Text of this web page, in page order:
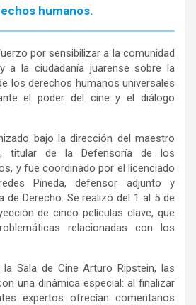
humanos.
por sensibilizar a la comunidad
a la ciudadanía juarense sobre la
los derechos humanos universales
el poder del cine y el diálogo
bajo la dirección del maestro
titular de la Defensoría de los
y fue coordinado por el licenciado
Pineda, defensor adjunto y
de Derecho. Se realizó del 1 al 5 de
de cinco películas clave, que
relacionadas con los
Sala de Cine Arturo Ripstein, las
una dinámica especial: al finalizar
expertos ofrecían comentarios